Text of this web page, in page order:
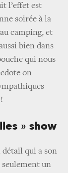
l’effet est
soirée à la
camping, et
bien dans
qui nous
on
» show
qui a son
un